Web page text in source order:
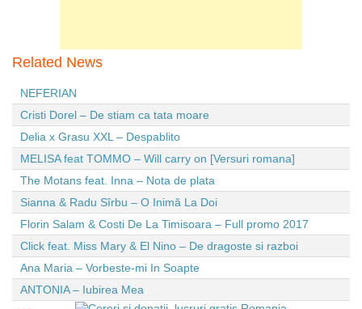
Related News
NEFERIAN
Cristi Dorel – De stiam ca tata moare
Delia x Grasu XXL – Despablito
MELISA feat TOMMO – Will carry on [Versuri romana]
The Motans feat. Inna – Nota de plata
Sianna & Radu Sîrbu – O Inimă La Doi
Florin Salam & Costi De La Timisoara – Full promo 2017
Click feat. Miss Mary & El Nino – De dragoste si razboi
Ana Maria – Vorbeste-mi In Soapte
ANTONIA – Iubirea Mea